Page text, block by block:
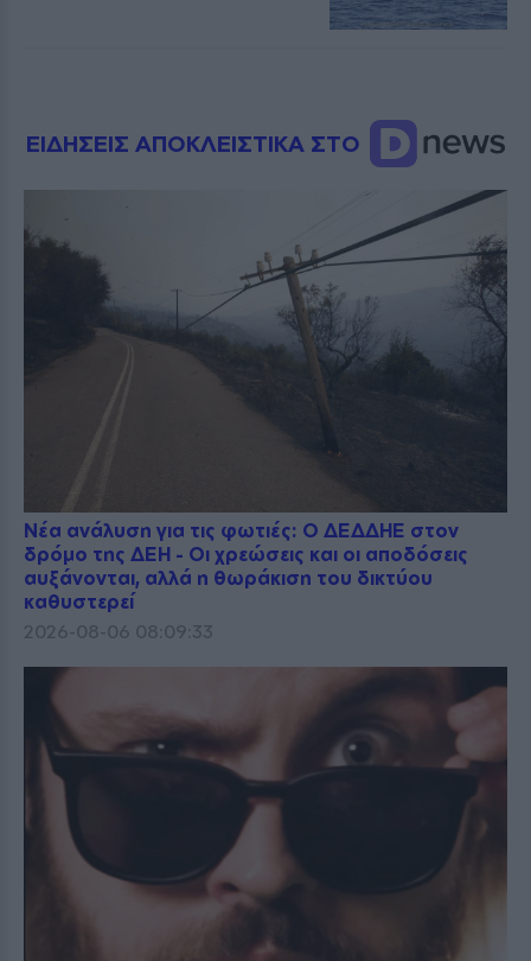
ΕΙΔΗΣΕΙΣ ΑΠΟΚΛΕΙΣΤΙΚΑ ΣΤΟ
Νέα ανάλυση για τις φωτιές: Ο ΔΕΔΔΗΕ στον
δρόμο της ΔΕΗ - Οι χρεώσεις και οι αποδόσεις
αυξάνονται, αλλά η θωράκιση του δικτύου
καθυστερεί
2026-08-06 08:09:33